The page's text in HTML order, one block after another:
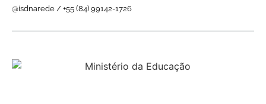
@isdnarede / +55 (84) 99142-1726